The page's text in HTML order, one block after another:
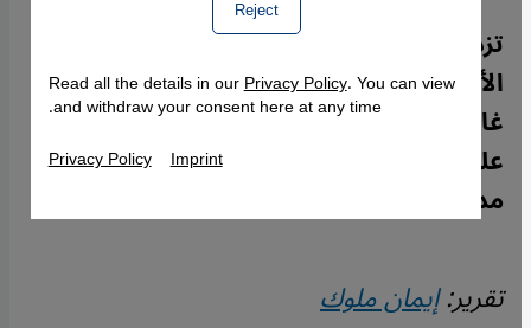
تزداد رغبة اللاجئين في تعليم أطفالهم اللغة
الألمانية والحرص على عدم ترك مستقبلهم
غامض الملامح، ويزداد معها أيضاً إصرارهم
على التمسك بلغة الأجداد والجذور، فإلى أي
مدى يمكن تحقيق هذه المعادلة الصعبة؟
تقرير:إيمان ملوك
Reject
Read all the details in ourPrivacy Policy. You can view
and withdraw your consent here at any time.
Privacy Policy Imprint